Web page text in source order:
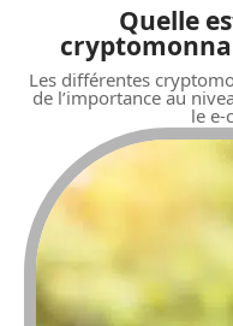
Quelle
Les différentes
de l’importance au
le e-